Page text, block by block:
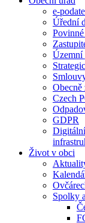
e-
Úřední
Územní
Obecně
Czech
GDPR
Život v obci
Spolky